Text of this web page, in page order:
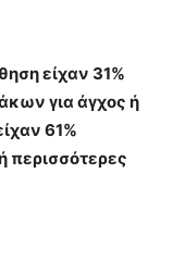
είχαν 31%
για άγχος ή
61%
περισσότερες